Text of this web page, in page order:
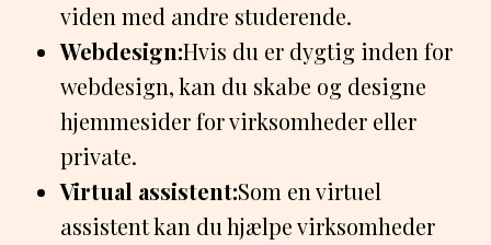
viden med andre studerende.
Webdesign:Hvis du er dygtig inden for
webdesign, kan du skabe og designe
hjemmesider for virksomheder eller
private.
Virtual assistent:Som en virtuel
assistent kan du hjælpe virksomheder